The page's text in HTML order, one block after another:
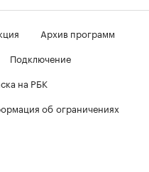
Архив программ
Подключение
на РБК
об ограничениях